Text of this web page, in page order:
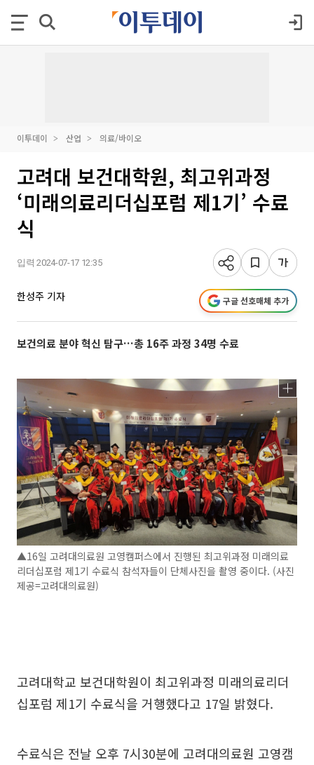
이투데이 산업 의료/바이오
고려대 보건대학원, 최고위과정
‘미래의료리더십포럼 제1기’ 수료
식
입력 2024-07-17 12:35
한성주 기자 구글 선호매체 추가
보건의료 분야 혁신 탐구…총 16주 과정 34명 수료
▲16일 고려대의료원 고영캠퍼스에서 진행된 최고위과정 미래의료
리더십포럼 제1기 수료식 참석자들이 단체사진을 촬영 중이다. (사진
제공=고려대의료원)
고려대학교 보건대학원이 최고위과정 미래의료리더
십포럼 제1기 수료식을 거행했다고 17일 밝혔다.
수료식은 전날 오후 7시30분에 고려대의료원 고영캠